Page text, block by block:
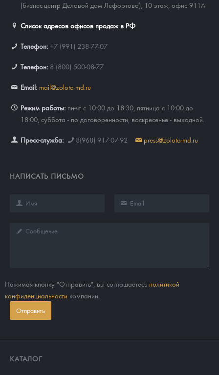
(бизнес-центр Деловой дом Лефортово), 10 этаж, офис 911А
Список адресов офисов продаж в РФ
Телефон: +7 (991) 238-77-07
Телефон: 8 (800) 500-08-77
Email: mail@zoloto-md.ru
Режим работы: пн-чт с 10:00 до 18:30, пятница с 10:00 до
18:00, суббота - по договоренности, воскресенье - выходной.
Пресс-служба: 8(968) 917-07-92 press@zoloto-md.ru
НАПИСАТЬ ПИСЬМО
Нажимая кнопку "Отправить", вы соглашаетесь политикой
конфиденциальности компании.
Отправить
КАТАЛОГ